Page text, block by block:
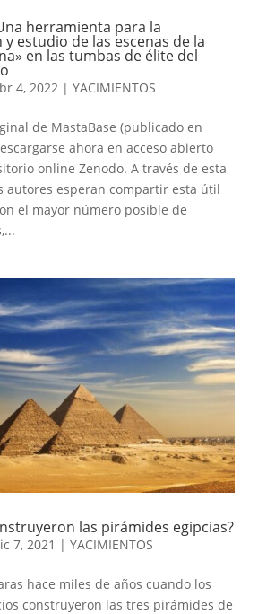
herramienta para la
estudio de las escenas de la
en las tumbas de élite del
4, 2022 | YACIMIENTOS
de MastaBase (publicado en
ahora en acceso abierto
online Zenodo. A través de esta
autores esperan compartir esta útil
el mayor número posible de
las pirámides egipcias?
7, 2021 | YACIMIENTOS
hace miles de años cuando los
construyeron las tres pirámides de